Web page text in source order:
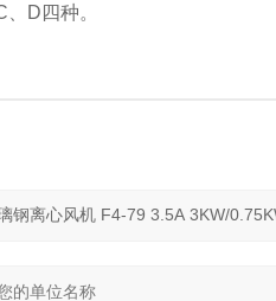
D四种。